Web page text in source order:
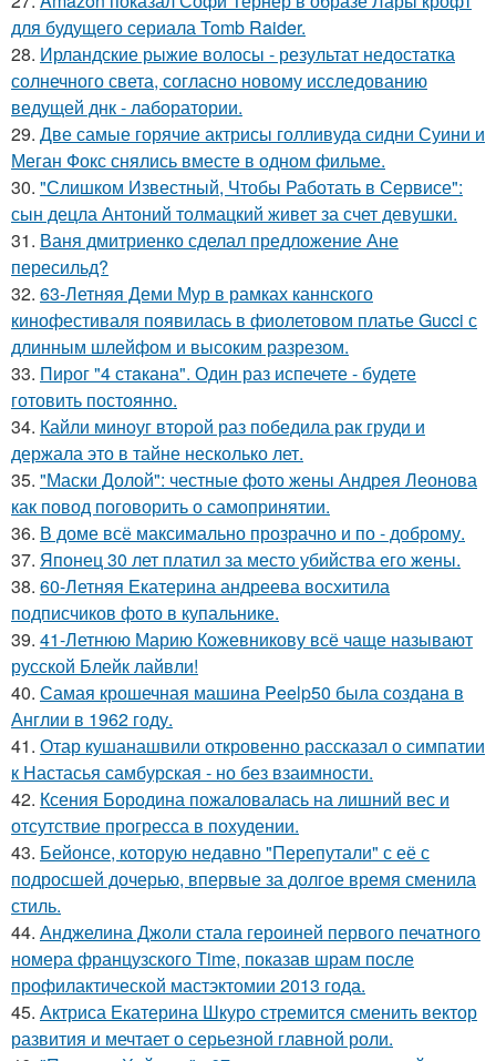
для будущего сериала Tomb Raider.
28. Ирландские рыжие волосы - результат недостатка
солнечного света, согласно новому исследованию
ведущей днк - лаборатории.
29. Две самые горячие актрисы голливуда сидни Суини и
Меган Фокс снялись вместе в одном фильме.
30. "Слишком Известный, Чтобы Работать в Сервисе":
сын децла Антоний толмацкий живет за счет девушки.
31. Ваня дмитриенко сделал предложение Ане
пересильд?
32. 63-Летняя Деми Мур в рамках каннского
кинофестиваля появилась в фиолетовом платье Gucci с
длинным шлейфом и высоким разрезом.
33. Пирог "4 стaкана". Один раз испечете - будете
готовить постоянно.
34. Кайли миноуг второй раз победила рак груди и
держала это в тайне несколько лет.
35. "Маски Долой": честные фото жены Андрея Леонова
как повод поговорить о самопринятии.
36. В доме всё максимально прозрачно и по - доброму.
37. Японец 30 лет платил за место убийства его жены.
38. 60-Летняя Екатерина андреева восхитила
подписчиков фото в купальнике.
39. 41-Летнюю Марию Кожевникову всё чаще называют
русской Блейк лайвли!
40. Самая крошечная машинa Peelp50 была созданa в
Англии в 1962 году.
41. Отар кушанашвили откровенно рассказал о симпатии
к Настасья самбурская - но без взаимности.
42. Ксения Бородина пожаловалась на лишний вес и
отсутствие прогресса в похудении.
43. Бейонсе, которую недавно "Перепутали" с её с
подросшей дочерью, впервые за долгое время сменила
стиль.
44. Анджелина Джоли стала героиней первого печатного
номера французского Time, показав шрам после
профилактической мастэктомии 2013 года.
45. Актриса Екатерина Шкуро стремится сменить вектор
развития и мечтает о серьезной главной роли.